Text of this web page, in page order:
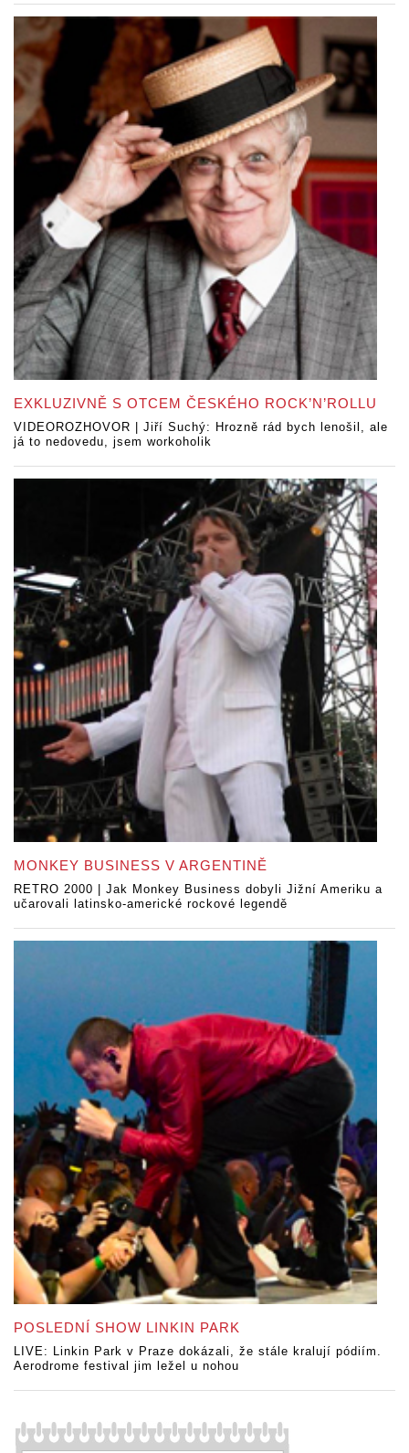
EXKLUZIVNĚ S OTCEM ČESKÉHO ROCK’N’ROLLU
VIDEOROZHOVOR | Jiří Suchý: Hrozně rád bych lenošil, ale
já to nedovedu, jsem workoholik
MONKEY BUSINESS V ARGENTINĚ
RETRO 2000 | Jak Monkey Business dobyli Jižní Ameriku a
učarovali latinsko-americké rockové legendě
POSLEDNÍ SHOW LINKIN PARK
LIVE: Linkin Park v Praze dokázali, že stále kralují pódiím.
Aerodrome festival jim ležel u nohou